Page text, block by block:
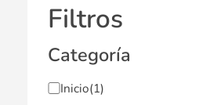
Filtros
Categoría
Inicio(1)